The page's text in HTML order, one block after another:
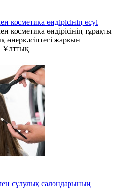
косметика өндірісінің өсуі
косметика өндірісінің тұрақты
өнеркәсіптегі жарқын
Ұлттық
сұлулық салондарының